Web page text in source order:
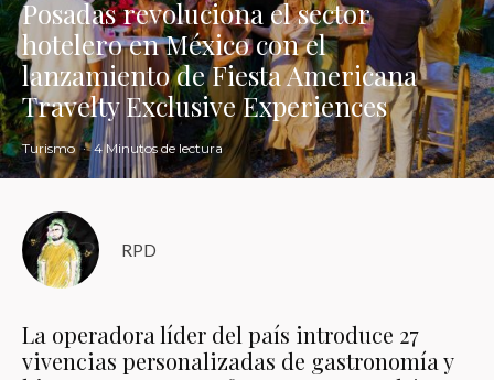
Posadas revoluciona el sector
hotelero en México con el
lanzamiento de Fiesta Americana
Travelty Exclusive Experiences
Turismo · 4 Minutos de lectura
RPD
La operadora líder del país introduce 27
vivencias personalizadas de gastronomía y